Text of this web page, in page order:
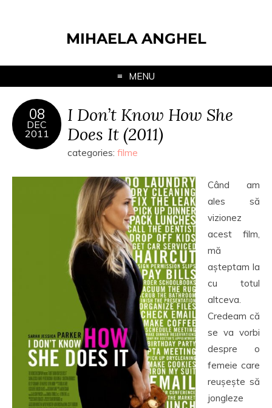
MIHAELA ANGHEL
MENU
08
DEC
2011
I Don’t Know How She
Does It (2011)
categories: filme
Când am
ales să
vizionez
acest film,
mă
așteptam la
cu totul
altceva.
Credeam că
se va vorbi
despre o
femeie care
reușește să
jongleze